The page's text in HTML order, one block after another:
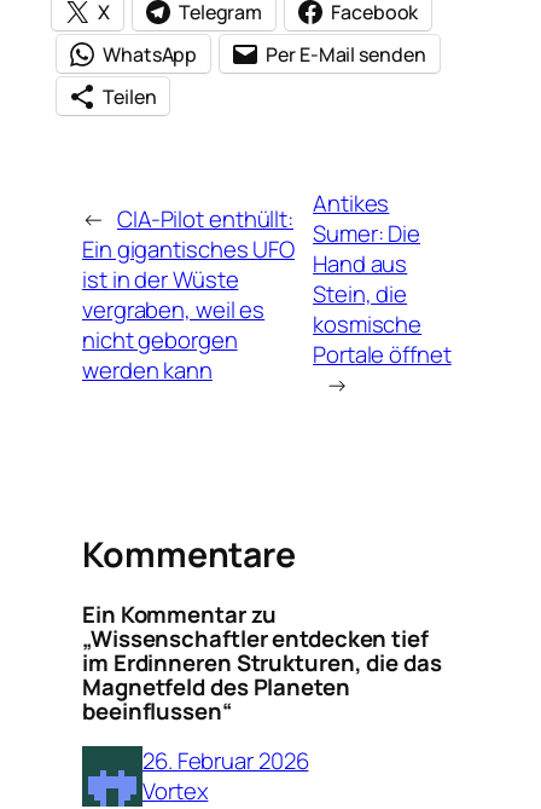
X Telegram
Facebook
WhatsApp
Per E-Mail senden
Teilen
← CIA-Pilot enthüllt:
Ein gigantisches UFO
ist in der Wüste
vergraben, weil es
nicht geborgen
werden kann
Antikes
Sumer: Die
Hand aus
Stein, die
kosmische
Portale öffnet
→
Kommentare
Ein Kommentar zu
„Wissenschaftler entdecken tief
im Erdinneren Strukturen, die das
Magnetfeld des Planeten
beeinflussen“
26. Februar 2026
Vortex